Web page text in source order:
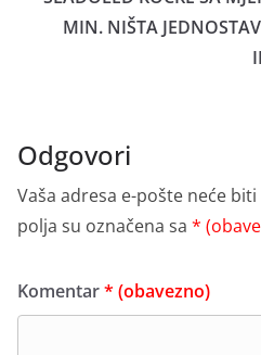
MIN. NIŠTA
Odgovori
Vaša adresa e-pošte neće
polja su označena sa *
Komentar* (obavezno)